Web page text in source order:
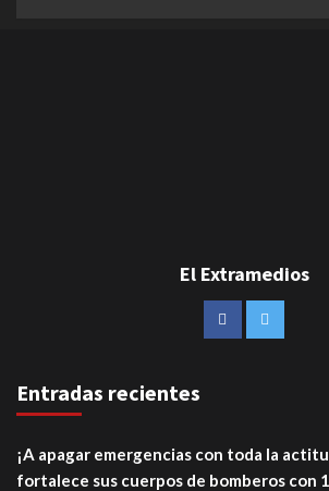
El Extramedios
Entradas recientes
¡A apagar emergencias con toda la
fortalece sus cuerpos de bomberos con